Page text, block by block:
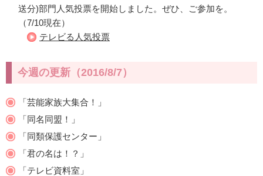
送分)部門人気投票を開始しました。ぜひ、ご参加を。
（7/10現在）
テレビる人気投票
今週の更新（2016/8/7）
「芸能家族大集合！」
「同名同盟！」
「同類保護センター」
「君の名は！？」
「テレビ資料室」